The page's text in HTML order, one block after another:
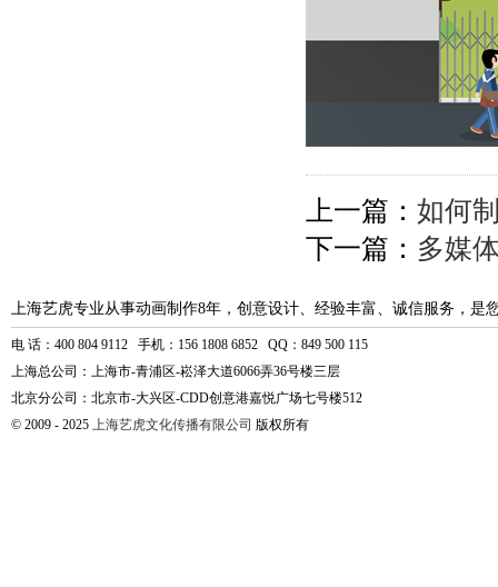
上一篇： 如何
下一篇： 多媒
上海艺虎专业从事动画制作8年，创意设计、经验丰富、诚信服务，是
电 话：400 804 9112 手机：156 1808 6852 QQ：849 500 115
上海总公司：上海市-青浦区-崧泽大道6066弄36号楼三层
北京分公司：北京市-大兴区-CDD创意港嘉悦广场七号楼512
© 2009 - 2025 上海艺虎文化传播有限公司 版权所有